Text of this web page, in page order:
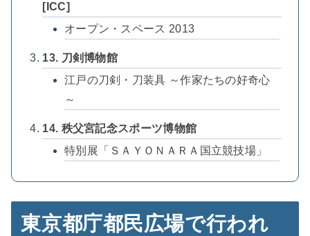
[ICC]
オープン・スペース 2013
13. 刀剣博物館
江戸の刀剣・刀装具 ～作家たちの好奇心
～
14. 秩父宮記念スポーツ博物館
特別展「ＳＡＹＯＮＡＲＡ国立競技場」
東京都庁都民広場で行われ